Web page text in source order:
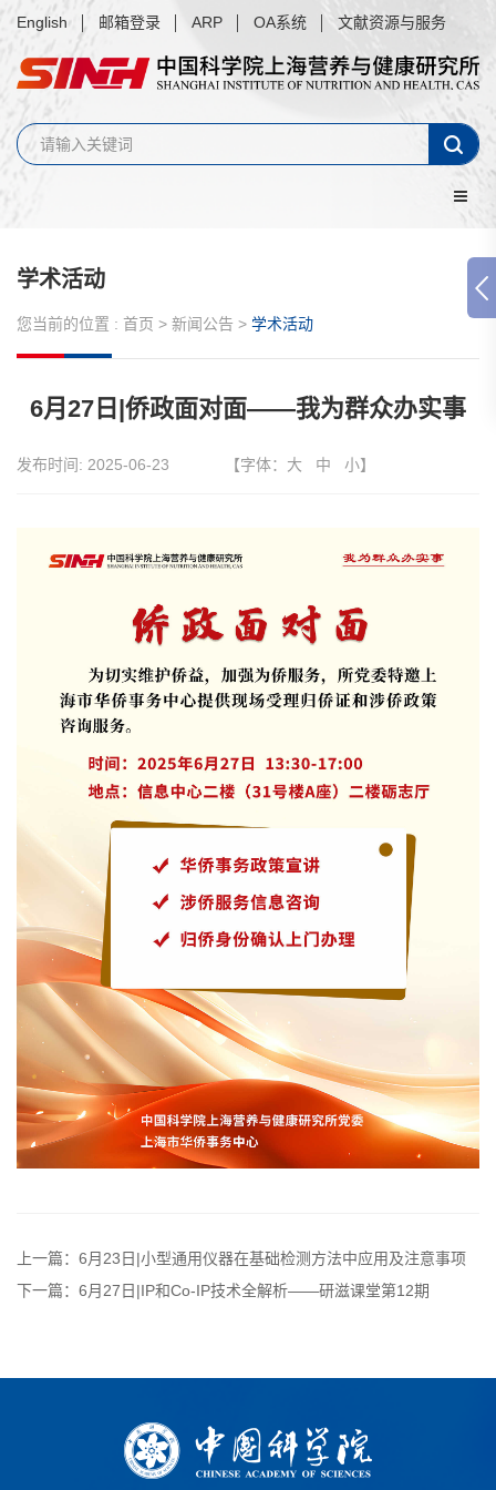
English 邮箱登录 ARP OA系统 文献资源与服务
学术活动
您当前的位置 : 首页 > 新闻公告 > 学术活动
6月27日|侨政面对面——我为群众办实事
发布时间: 2025-06-23 【字体： 大 中 小】
上一篇：6月23日|小型通用仪器在基础检测方法中应用及注意事项
下一篇：6月27日|IP和Co-IP技术全解析——研滋课堂第12期